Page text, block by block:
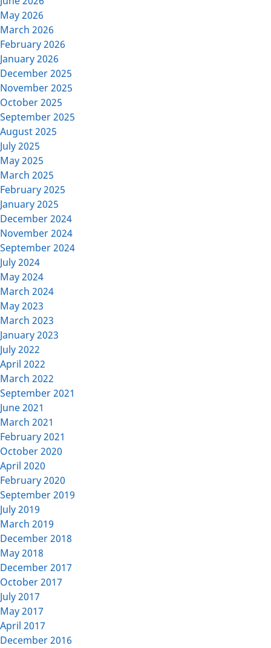
May 2026
March 2026
February 2026
January 2026
December 2025
November 2025
October 2025
September 2025
August 2025
July 2025
May 2025
March 2025
February 2025
January 2025
December 2024
November 2024
September 2024
July 2024
May 2024
March 2024
May 2023
March 2023
January 2023
July 2022
April 2022
March 2022
September 2021
June 2021
March 2021
February 2021
October 2020
April 2020
February 2020
September 2019
July 2019
March 2019
December 2018
May 2018
December 2017
October 2017
July 2017
May 2017
April 2017
December 2016